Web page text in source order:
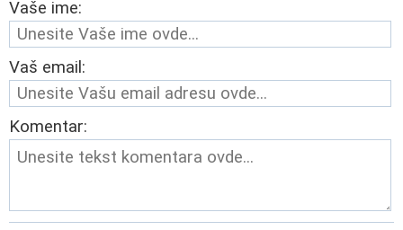
Vaše ime:
Vaš email:
Komentar: